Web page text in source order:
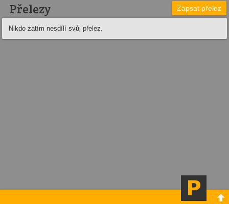
Přelezy Zapsat přelez
Nikdo zatím nesdílí svůj přelez.
